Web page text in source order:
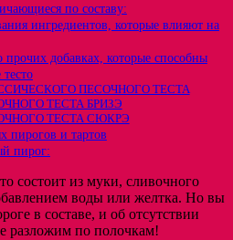
по составу:
ингредиентов, которые влияют на
добавках, которые способны
ПЕСОЧНОГО ТЕСТА
ТЕСТА БРИЗЭ
ТЕСТА СЮКРЭ
пирогов и тартов
пирог:
состоит из муки, сливочного
воды или желтка. Но вы
в составе, и об отсутствии
разложим по полочкам!